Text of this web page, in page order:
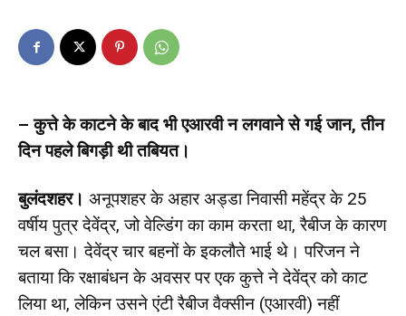
– कुत्ते के काटने के बाद भी एआरवी न लगवाने से गई जान, तीन
दिन पहले बिगड़ी थी तबियत।
बुलंदशहर। अनूपशहर के अहार अड्डा निवासी महेंद्र के 25
वर्षीय पुत्र देवेंद्र, जो वेल्डिंग का काम करता था, रैबीज के कारण
चल बसा। देवेंद्र चार बहनों के इकलौते भाई थे। परिजन ने
बताया कि रक्षाबंधन के अवसर पर एक कुत्ते ने देवेंद्र को काट
लिया था, लेकिन उसने एंटी रैबीज वैक्सीन (एआरवी) नहीं